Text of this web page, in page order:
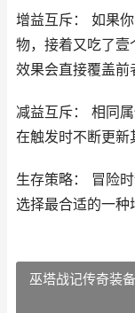
增益互斥： 如果
物，接着又吃了壹
效果会直接覆盖前
减益互斥： 相同
在触发时不断更新
生存策略： 冒险
选择最合适的一种
巫塔战记传奇装